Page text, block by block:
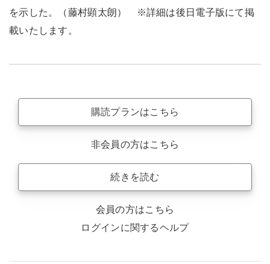
を示した。（藤村顕太朗） ※詳細は後日電子版にて掲
載いたします。
購読プランはこちら
非会員の方はこちら
続きを読む
会員の方はこちら
ログインに関するヘルプ